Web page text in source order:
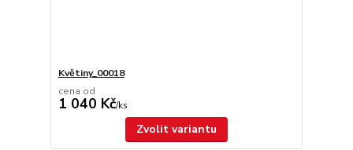
Květiny_00018
cena od
1 040 Kč/ks
Zvolit variantu